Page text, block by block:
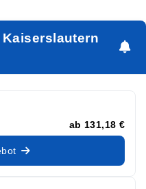
ab 131,18 €